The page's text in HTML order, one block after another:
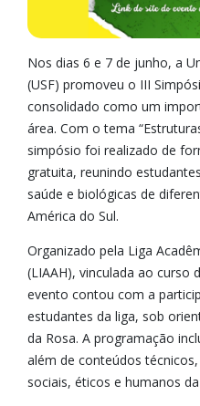
Nos dias 6 e 7 de junho, a
(USF) promoveu o III
consolidado como um
área. Com o tema
simpósio foi realizado de
gratuita, reunindo
saúde e biológicas de
América do Sul.
Organizado pela Liga
(LIAAH), vinculada ao curso
evento contou com a
estudantes da liga, sob
da Rosa. A programação
além de conteúdos
sociais, éticos e humanos